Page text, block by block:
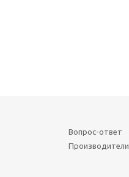
Вопрос-ответ
Производители